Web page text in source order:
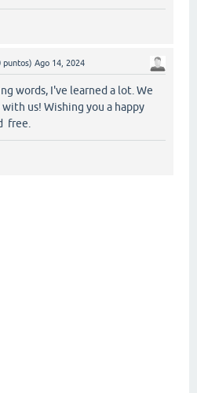
puntos) Ago 14, 2024
words, I've learned a lot. We
us! Wishing you a happy
free.